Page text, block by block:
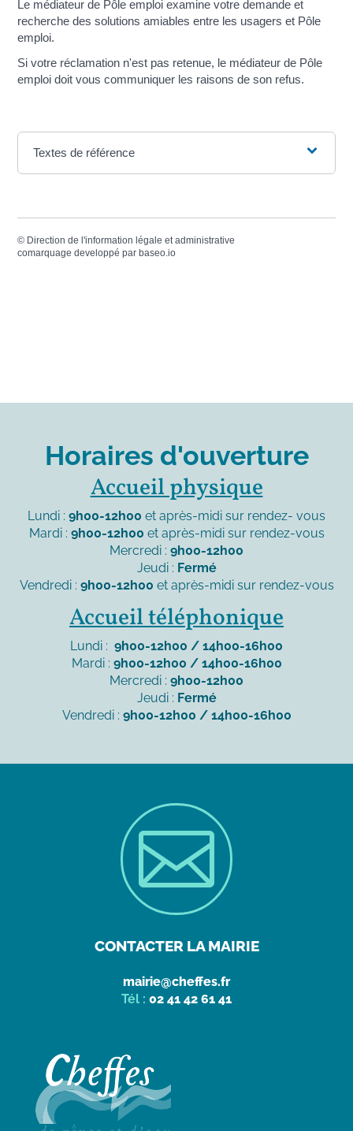
Le médiateur de Pôle emploi examine votre demande et
recherche des solutions amiables entre les usagers et Pôle
emploi.
Si votre réclamation n'est pas retenue, le médiateur de Pôle
emploi doit vous communiquer les raisons de son refus.
Textes de référence
© Direction de l'information légale et administrative
comarquage developpé parbaseo.io
Horaires d'ouverture
Accueil physique
Lundi : 9h00-12h00 et après-midi sur rendez- vous
Mardi : 9h00-12h00 et après-midi sur rendez-vous
Mercredi : 9h00-12h00
Jeudi : Fermé
Vendredi : 9h00-12h00 et après-midi sur rendez-vous
Accueil téléphonique
Lundi : 9h00-12h00 / 14h00-16h00
Mardi : 9h00-12h00 / 14h00-16h00
Mercredi : 9h00-12h00
Jeudi : Fermé
Vendredi : 9h00-12h00 / 14h00-16h00

CONTACTER LA MAIRIE
mairie@cheffes.fr
Tél : 02 41 42 61 41